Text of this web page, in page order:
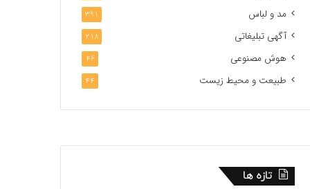
مد و لباس 391
آگهی تبلیغاتی 218
هوش مصنوعی 46
طبیعت و محیط زیست 44